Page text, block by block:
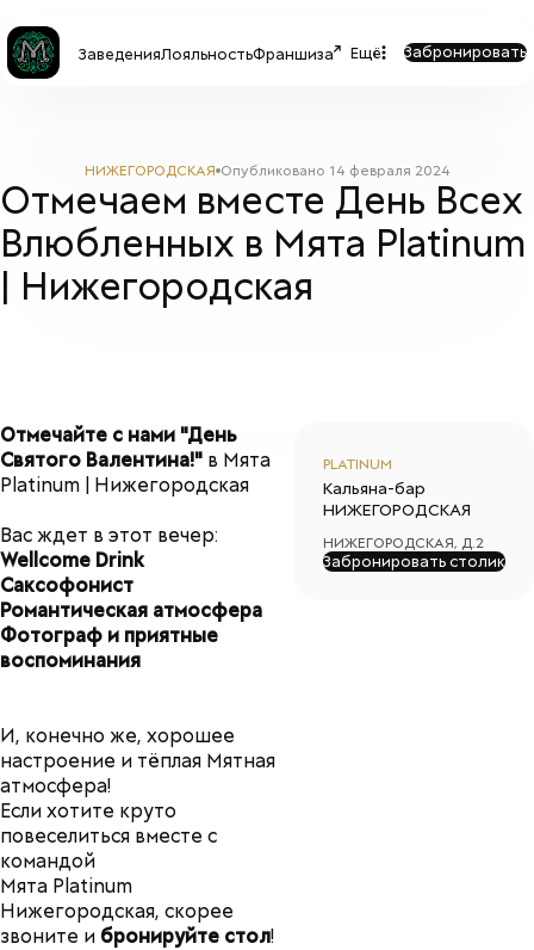
ЗаведенияЛояльностьФраншиза Ещё Забронировать
НИЖЕГОРОДСКАЯ Опубликовано 14 февраля 2024
Отмечаем вместе День Всех
Влюбленных в Мята Platinum
| Нижегородская
Отмечайте с нами "День
Святого Валентина!" в Мята
Platinum | Нижегородская
Вас ждет в этот вечер:
Wellcome Drink
Саксофонист
Романтическая атмосфера
Фотограф и приятные
воспоминания
И, конечно же, хорошее
настроение и тёплая Мятная
атмосфера!
Если хотите круто
повеселиться вместе с
командой
Мята Platinum
Нижегородская, скорее
звоните и бронируйте стол!
PLATINUM
Кальяна-бар
НИЖЕГОРОДСКАЯ
НИЖЕГОРОДСКАЯ, Д.2
Забронировать столик